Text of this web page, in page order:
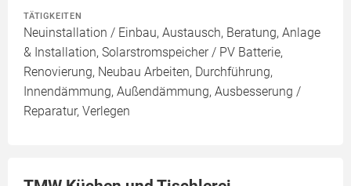
TÄTIGKEITEN
Neuinstallation / Einbau, Austausch, Beratung, Anlage
& Installation, Solarstromspeicher / PV Batterie,
Renovierung, Neubau Arbeiten, Durchführung,
Innendämmung, Außendämmung, Ausbesserung /
Reparatur, Verlegen